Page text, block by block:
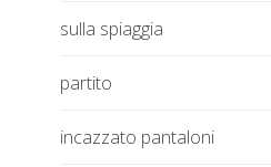
sulla spiaggia
partito
incazzato pantaloni